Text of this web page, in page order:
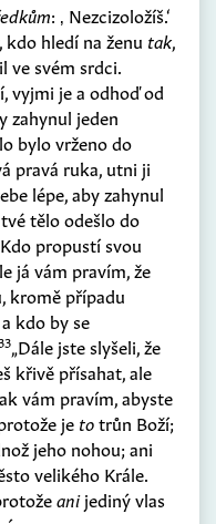
: ‚ Nezcizoložíš.‘
kdo hledí na ženu tak,
ve svém srdci.
vyjmi je a odhoď od
zahynul jeden
bylo vrženo do
pravá ruka, utni ji
lépe, aby zahynul
tělo odešlo do
propustí svou
já vám pravím, že
kromě případu
kdo by se
„Dále jste slyšeli, že
křivě přísahat, ale
vám pravím, abyste
je totrůn Boží;
jeho nohou; ani
velikého Krále.
anijediný vlas